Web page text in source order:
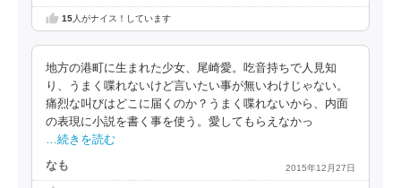
15人がナイス！しています
地方の港町に生まれた少女、尾崎愛。吃音持ちで人見知
り、うまく喋れないけど言いたい事が無いわけじゃない。
痛烈な叫びはどこに届くのか？うまく喋れないから、内面
の表現に小説を書く事を使う。愛してもらえなかっ
…続きを読む
なも 2015年12月27日